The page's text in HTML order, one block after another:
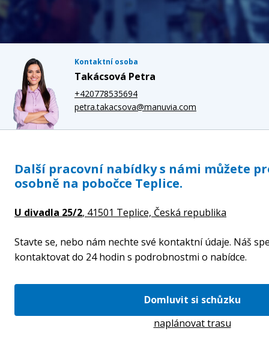
Kontaktní osoba
Takácsová Petra
+420778535694
petra.takacsova@manuvia.com
Další pracovní nabídky s námi můžete
osobně na pobočce Teplice.
U divadla 25/2, 41501 Teplice, Česká republika
Stavte se, nebo nám nechte své kontaktní údaje. Náš
kontaktovat do 24 hodin s podrobnostmi o nabídce.
Domluvit si schůzku
naplánovat trasu